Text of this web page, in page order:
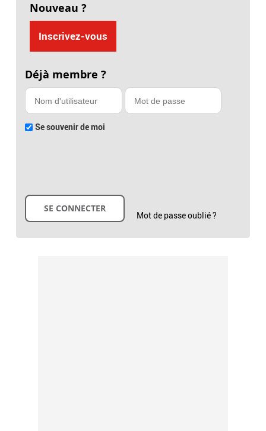
Nouveau ?
Inscrivez-vous
Déjà membre ?
Se souvenir de moi
Mot de passe oublié ?